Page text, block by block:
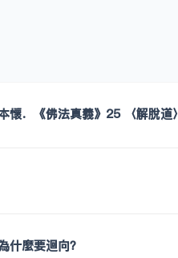
懷．《佛法真義》25 〈解脫道〉
什麼要迴向？